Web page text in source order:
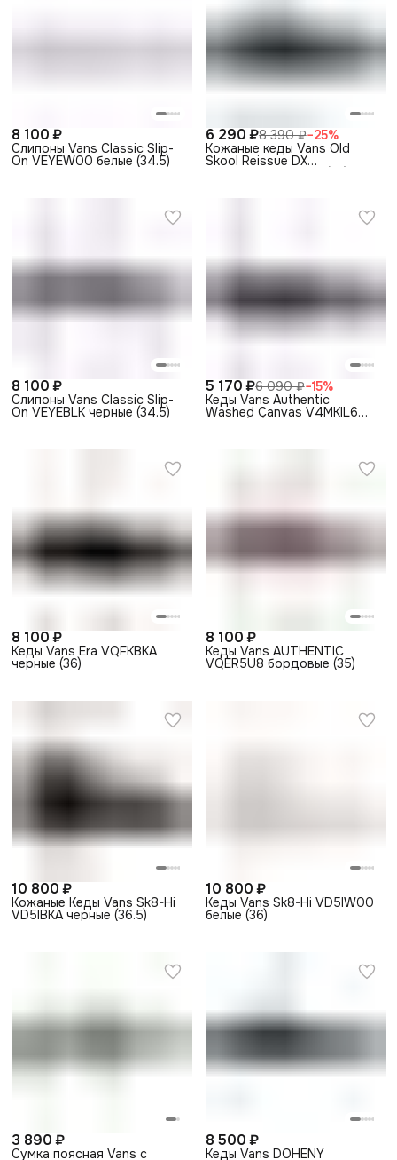
8 100 ₽
Слипоны Vans Classic Slip-
On VEYEW00 белые (34.5)
6 290 ₽8 390 ₽−25%
Кожаные кеды Vans Old
Skool Reissue DX
8 100 ₽
Слипоны Vans Classic Slip-
On VEYEBLK черные (34.5)
5 170 ₽6 090 ₽−15%
Кеды Vans Authentic
Washed Canvas V4MKIL6
8 100 ₽
Кеды Vans Era VQFKBKA
черные (36)
8 100 ₽
Кеды Vans AUTHENTIC
VQER5U8 бордовые (35)
10 800 ₽
Кожаные Кеды Vans Sk8-Hi
VD5IBKA черные (36.5)
10 800 ₽
Кеды Vans Sk8-Hi VD5IW00
белые (36)
3 890 ₽
Сумка поясная Vans с
8 500 ₽
Кеды Vans DOHENY